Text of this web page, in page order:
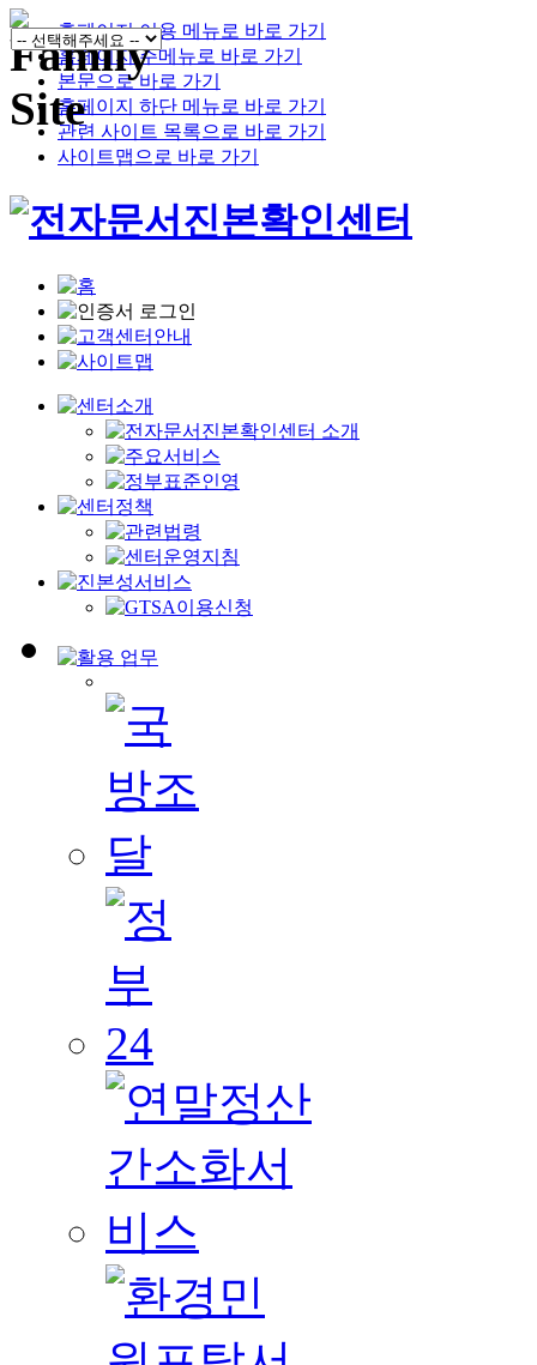
홈페이지 이용 메뉴로 바로 가기
홈페이지 주메뉴로 바로 가기
본문으로 바로 가기
홈페이지 하단 메뉴로 바로 가기
관련 사이트 목록으로 바로 가기
사이트맵으로 바로 가기